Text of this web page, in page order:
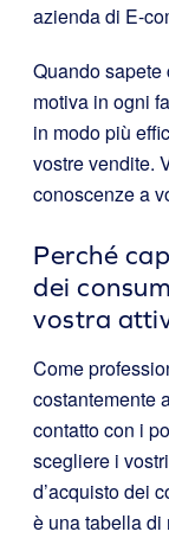
azienda di E-
Quando
motiva in ogni
in modo più
vostre vendite.
conoscenze a
Perché
dei
vostra
Come
costantemente
contatto con i
scegliere i
d’acquisto dei
è una tabella di